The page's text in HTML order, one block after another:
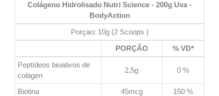
Colágeno Hidrolisado Nutri Science - 200g Uva -
BodyAction
Porçao: 10g (2 Scoops )
PORÇÃO
% VD*
Peptídeos bioativos de
colágen
2,5g 0 %
Biotina 45mcg
150 %